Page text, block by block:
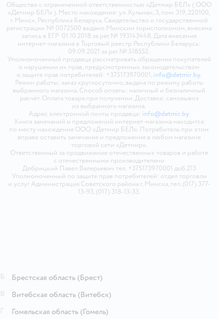
Общество с ограниченной ответственностью «Детмир БЕЛ» ( ООО
«Детмир БЕЛ» ). Место нахождения: ул. Кульман, 3, пом. 319, 220100,
г. Минск, Республика Беларусь. Свидетельство о государственной
регистрации № 0072500 выдано Минским горисполкомом, внесена
запись в ЕГР 01.10.2018 за рег.№ 193143448. Дата внесения
интернет-магазина в Торговый реестр Республики Беларусь:
09.09.2021 за рег.№ 518552.
Уполномоченный продавца рассматривать обращения покупателей
о нарушении их прав, предусмотренных законодательством
о защите прав потребителей: +375173970001, info@detmir.by.
Режим работы: заказ круглосуточно, выдача по режиму работы
выбранного магазина. Способ оплаты: наличный и безналичный
расчёт. Оплата товара при получении. Доставка: самовывоз
из выбранного магазина.
Адрес электронной почты продавца: info@detmir.by
Книга замечаний и предложений интернет-магазина находится
по месту нахождения ООО «Детмир БЕЛ». Потребитель при этом
вправе оставить замечания и предложения в любом магазине
торговой сети «Детмир».
Ответственный за продвижение отечественных товаров и работе
с отечественными производителями
Добрицкий Павел Валерьевич тел. +375173970001 доб.213
Уполномоченный по защите прав потребителей: отдел торговли
и услуг Администрация Советского района г. Минска, тел. (017) 377-
13-93, (017) 318-13-33.
Брестская область (Брест)
Витебская область (Витебск)
Гомельская область (Гомель)